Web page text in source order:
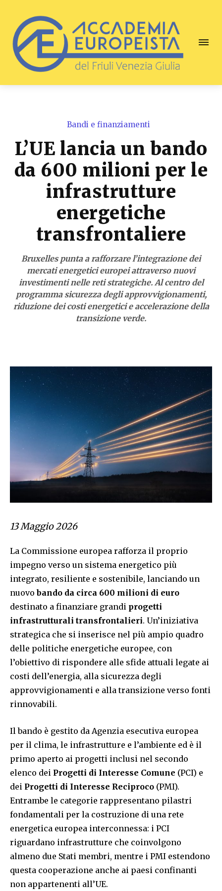
Bandi e finanziamenti
L’UE lancia un bando
da 600 milioni per le
infrastrutture
energetiche
transfrontaliere
Bruxelles punta a rafforzare l’integrazione dei
mercati energetici europei attraverso nuovi
investimenti nelle reti strategiche. Al centro del
programma sicurezza degli approvvigionamenti,
riduzione dei costi energetici e accelerazione della
transizione verde.
13 Maggio 2026
La Commissione europea rafforza il proprio
impegno verso un sistema energetico più
integrato, resiliente e sostenibile, lanciando un
nuovobando da circa 600 milioni di euro
destinato a finanziare grandi progetti
infrastrutturali transfrontalieri. Un’iniziativa
strategica che si inserisce nel più ampio quadro
delle politiche energetiche europee, con
l’obiettivo di rispondere alle sfide attuali legate ai
costi dell’energia, alla sicurezza degli
approvvigionamenti e alla transizione verso fonti
rinnovabili.
Il bando è gestito da Agenzia esecutiva europea
per il clima, le infrastrutture e l’ambiente ed è il
primo aperto ai progetti inclusi nel secondo
elenco dei Progetti di Interesse Comune (PCI) e
dei Progetti di Interesse Reciproco (PMI).
Entrambe le categorie rappresentano pilastri
fondamentali per la costruzione di una rete
energetica europea interconnessa: i PCI
riguardano infrastrutture che coinvolgono
almeno due Stati membri, mentre i PMI estendono
questa cooperazione anche ai paesi confinanti
non appartenenti all’UE.